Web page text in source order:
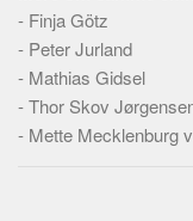
Meta
Dokumenttyper
Emner
Skribenter
- Finja Götz
- Peter Jurland
- Mathias Gidsel
-Thor Skov
- Mette Mecklenburg